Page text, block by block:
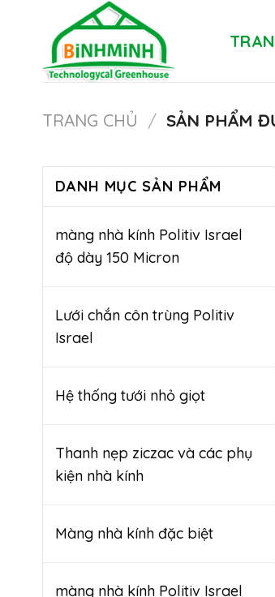
TRANG CHỦ / SẢN PHẨM
DANH MỤC SẢN PHẨM
màng nhà kính Politiv Israel
độ dày 150 Micron
Lưới chắn côn trùng Politiv
Israel
Hệ thống tưới nhỏ giọt
Thanh nẹp ziczac và các phụ
kiện nhà kính
Màng nhà kính đặc biệt
màng nhà kính Politiv Israel